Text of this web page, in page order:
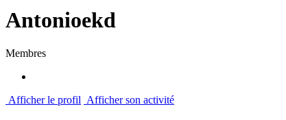
Antonioekd
Membres
Afficher le profil Afficher son activité